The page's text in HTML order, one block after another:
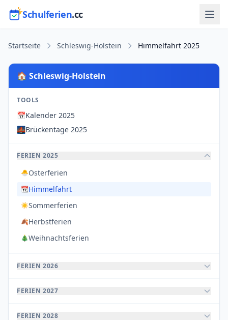
Schulferien.cc
Startseite Schleswig-Holstein Himmelfahrt 2025
🏠 Schleswig-Holstein
TOOLS
📅Kalender 2025
🌉Brückentage 2025
FERIEN 2025
🐣Osterferien
📆Himmelfahrt
☀️Sommerferien
🍂Herbstferien
🎄Weihnachtsferien
FERIEN 2026
FERIEN 2027
FERIEN 2028